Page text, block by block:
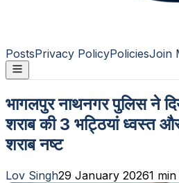
PostsPrivacy PolicyPoliciesJoin
भागलपुर नाथनगर पुलिस ने
शराब की 3 भट्ठियां ध्वस्त
शराब नष्ट
Lov Singh29 January 20261